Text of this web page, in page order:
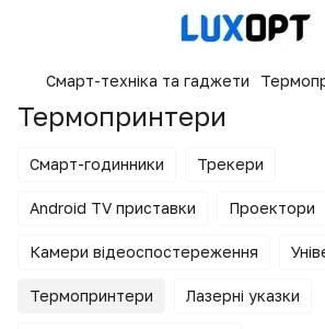
Смарт-техніка та гаджети
Термопринтери
Смарт-годинники Трекери
Android TV приставки Проектори
Камери відеоспостереження
Термопринтери Лазерні указки